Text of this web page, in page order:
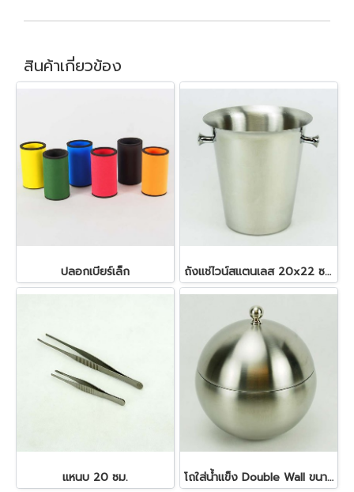
สินค้าเกี่ยวข้อง
ปลอกเบียร์เล็ก ถังแช่ไวน์สแตนเลส 20x22 ซม. 4.5 ลิตร
แหนบ 20 ซม. โถใส่น้ำแข็ง Double Wall ขนาด 1 ลิตร